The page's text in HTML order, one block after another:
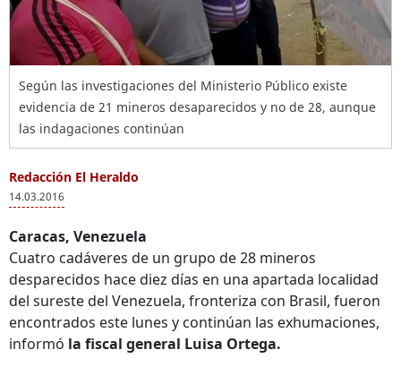
Según las investigaciones del Ministerio Público existe
evidencia de 21 mineros desaparecidos y no de 28, aunque
las indagaciones continúan
Redacción El Heraldo
14.03.2016
Caracas, Venezuela
Cuatro cadáveres de un grupo de 28 mineros
desparecidos hace diez días en una apartada localidad
del sureste del Venezuela, fronteriza con Brasil, fueron
encontrados este lunes y continúan las exhumaciones,
informó la fiscal general Luisa Ortega.